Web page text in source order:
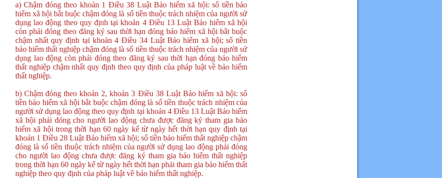
a) Chậm đóng theo khoản 1 Điều 38 Luật Bảo hiểm xã hội: số tiền bảo
hiểm xã hội bắt buộc chậm đóng là số tiền thuộc trách nhiệm của người sử
dụng lao động theo quy định tại khoản 4 Điều 13 Luật Bảo hiểm xã hội
còn phải đóng theo đăng ký sau thời hạn đóng bảo hiểm xã hội bắt buộc
chậm nhất quy định tại khoản 4 Điều 34 Luật Bảo hiểm xã hội; số tiền
bảo hiểm thất nghiệp chậm đóng là số tiền thuộc trách nhiệm của người sử
dụng lao động còn phải đóng theo đăng ký sau thời hạn đóng bảo hiểm
thất nghiệp chậm nhất quy định theo quy định của pháp luật về bảo hiểm
thất nghiệp.
b) Chậm đóng theo khoản 2, khoản 3 Điều 38 Luật Bảo hiểm xã hội: số
tiền bảo hiểm xã hội bắt buộc chậm đóng là số tiền thuộc trách nhiệm của
người sử dụng lao động theo quy định tại khoản 4 Điều 13 Luật Bảo hiểm
xã hội phải đóng cho người lao động chưa được đăng ký tham gia bảo
hiểm xã hội trong thời hạn 60 ngày kể từ ngày hết thời hạn quy định tại
khoản 1 Điều 28 Luật Bảo hiểm xã hội; số tiền bảo hiểm thất nghiệp chậm
đóng là số tiền thuộc trách nhiệm của người sử dụng lao động phải đóng
cho người lao động chưa được đăng ký tham gia bảo hiểm thất nghiệp
trong thời hạn 60 ngày kể từ ngày hết thời hạn phải tham gia bảo hiểm thất
nghiệp theo quy định của pháp luật về bảo hiểm thất nghiệp.